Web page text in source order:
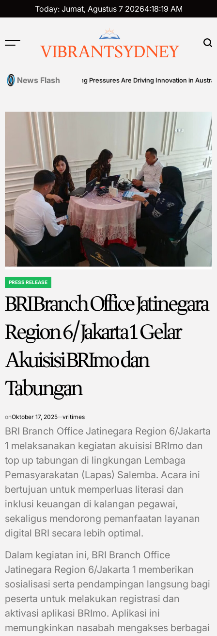
to
Today: Jumat, Agustus 7 20264:18:20 AM
VIBRANTSYDNEY
News Flash
How Cost-of-Living Pressures Are Driving Innovation in Australian
POSTED
IN
PRESS RELEASE
BRI Branch Office Jatinegara
Region 6/Jakarta 1 Gelar
Akuisisi BRImo dan
Tabungan
onOktober 17, 2025 vritimes
BRI Branch Office Jatinegara Region 6/Jakarta
1 melaksanakan kegiatan akuisisi BRImo dan
top up tabungan di lingkungan Lembaga
Pemasyarakatan (Lapas) Salemba. Acara ini
bertujuan untuk memperluas literasi dan
inklusi keuangan di kalangan pegawai,
sekaligus mendorong pemanfaatan layanan
digital BRI secara lebih optimal.
Dalam kegiatan ini, BRI Branch Office
Jatinegara Region 6/Jakarta 1 memberikan
sosialisasi serta pendampingan langsung bagi
peserta untuk melakukan registrasi dan
aktivasi aplikasi BRImo. Aplikasi ini
memungkinkan nasabah mengakses berbagai